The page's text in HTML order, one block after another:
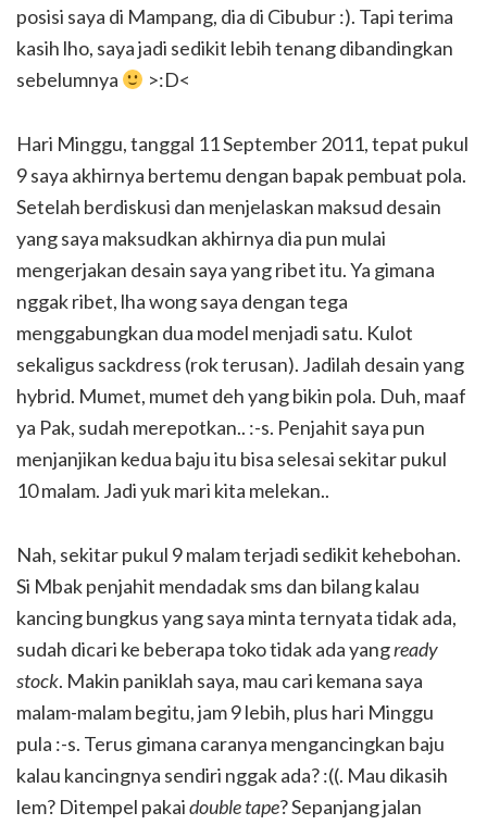
posisi saya di Mampang, dia di Cibubur :). Tapi terima
kasih lho, saya jadi sedikit lebih tenang dibandingkan
sebelumnya
>:D<
Hari Minggu, tanggal 11 September 2011, tepat pukul
9 saya akhirnya bertemu dengan bapak pembuat pola.
Setelah berdiskusi dan menjelaskan maksud desain
yang saya maksudkan akhirnya dia pun mulai
mengerjakan desain saya yang ribet itu. Ya gimana
nggak ribet, lha wong saya dengan tega
menggabungkan dua model menjadi satu. Kulot
sekaligus sackdress (rok terusan). Jadilah desain yang
hybrid. Mumet, mumet deh yang bikin pola. Duh, maaf
ya Pak, sudah merepotkan.. :-s. Penjahit saya pun
menjanjikan kedua baju itu bisa selesai sekitar pukul
10 malam. Jadi yuk mari kita melekan..
Nah, sekitar pukul 9 malam terjadi sedikit kehebohan.
Si Mbak penjahit mendadak sms dan bilang kalau
kancing bungkus yang saya minta ternyata tidak ada,
sudah dicari ke beberapa toko tidak ada yangready
stock. Makin paniklah saya, mau cari kemana saya
malam-malam begitu, jam 9 lebih, plus hari Minggu
pula :-s. Terus gimana caranya mengancingkan baju
kalau kancingnya sendiri nggak ada? :((. Mau dikasih
lem? Ditempel pakaidouble tape? Sepanjang jalan